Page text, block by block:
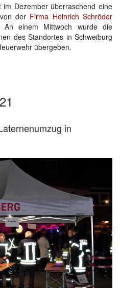
im Dezember überraschend eine
der Firma Heinrich Schröder
An einem Mittwoch wurde die
des Standortes in Schweiburg
übergeben.
in